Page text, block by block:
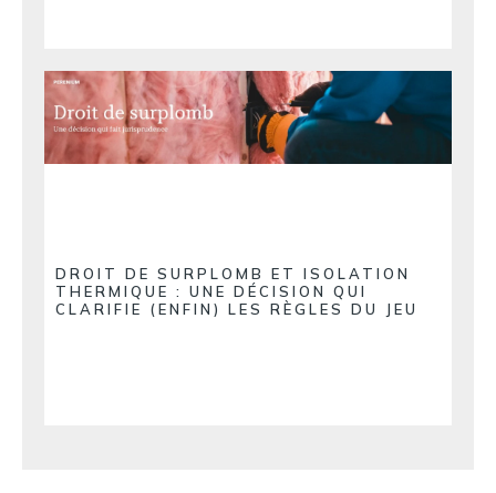
DROIT DE SURPLOMB ET ISOLATION
THERMIQUE : UNE DÉCISION QUI
CLARIFIE (ENFIN) LES RÈGLES DU JEU